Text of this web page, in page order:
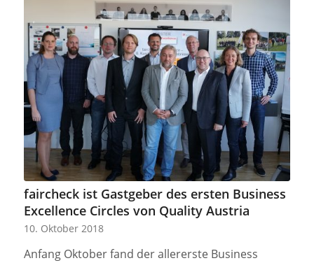
faircheck ist Gastgeber des ersten Business
Excellence Circles von Quality Austria
10. Oktober 2018
Anfang Oktober fand der allererste Business